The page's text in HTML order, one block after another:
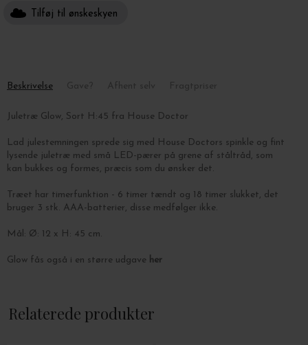
Tilføj til ønskeskyen
Beskrivelse
Juletræ Glow, Sort H:45 fra House Doctor
Lad julestemningen sprede sig med House Doctors spinkle og fint
lysende juletræ med små LED-pærer på grene af ståltråd, som
kan bukkes og formes, præcis som du ønsker det.
Træet har timerfunktion - 6 timer tændt og 18 timer slukket, det
bruger 3 stk. AAA-batterier, disse medfølger ikke.
Mål: Ø: 12 x H: 45 cm.
Glow fås også i en større udgave her
Relaterede produkter